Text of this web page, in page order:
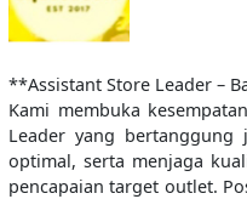
**Assistant Store Leader –
Kami membuka
Leader yang bertanggung
optimal, serta menjaga
pencapaian target outlet.